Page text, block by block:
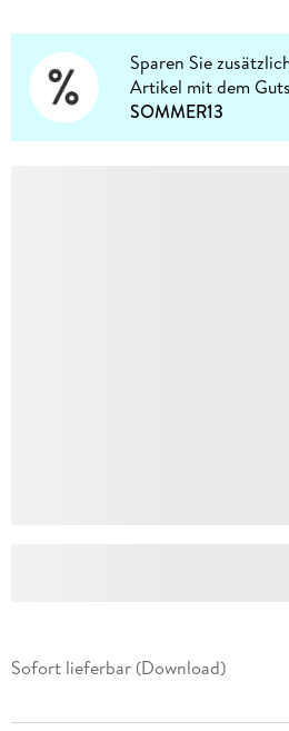
Sparen Sie
Artikel mit dem
SOMMER13
Sofort lieferbar (Download)